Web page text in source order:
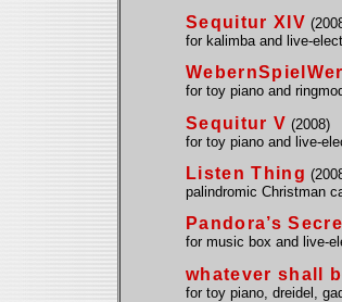
Sequitur XIV
for kalimba and live-
for toy piano and
Sequitur V (2008)
for toy piano and live-
Listen Thing
palindromic Christman
Pandora’s
for music box and live-
whatever shall
for toy piano, dreidel,